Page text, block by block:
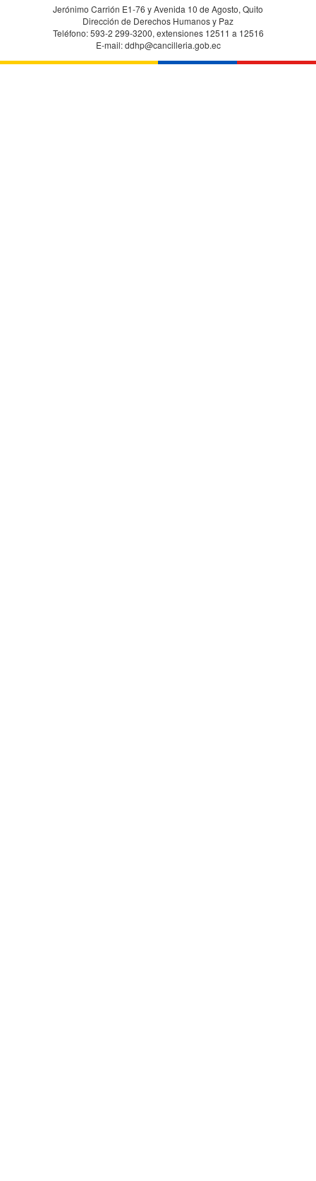
Jerónimo Carrión E1-76 y Avenida 10 de Agosto, Quito
Dirección de Derechos Humanos y Paz
Teléfono: 593-2 299-3200, extensiones 12511 a 12516
E-mail: ddhp@cancilleria.gob.ec